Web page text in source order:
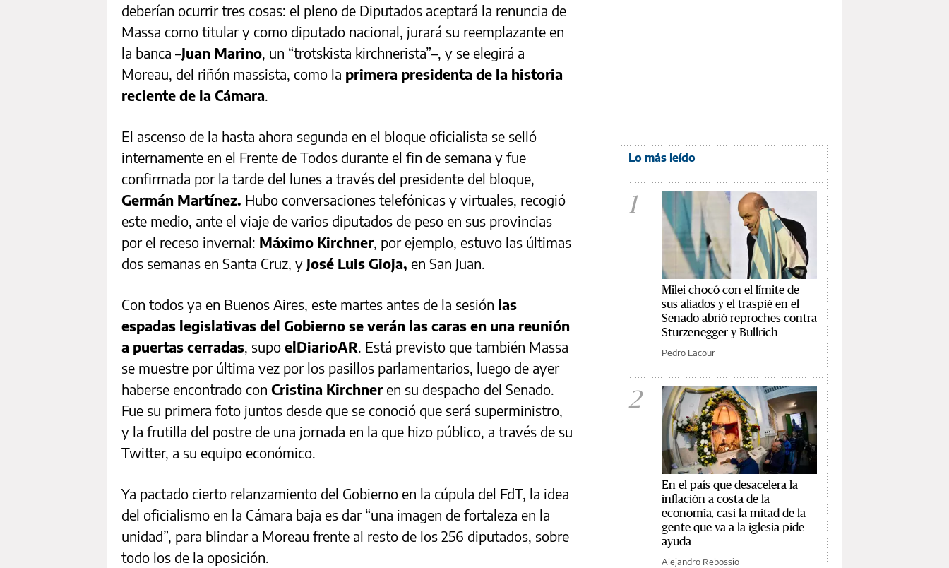
deberían ocurrir tres cosas: el pleno de Diputados aceptará la renuncia de
Massa como titular y como diputado nacional, jurará su reemplazante en
la banca –Juan Marino, un “trotskista kirchnerista”–, y se elegirá a
Moreau, del riñón massista, como la primera presidenta de la historia
reciente de la Cámara.
El ascenso de la hasta ahora segunda en el bloque oficialista se selló
internamente en el Frente de Todos durante el fin de semana y fue
confirmada por la tarde del lunes a través del presidente del bloque,
Germán Martínez. Hubo conversaciones telefónicas y virtuales, recogió
este medio, ante el viaje de varios diputados de peso en sus provincias
por el receso invernal: Máximo Kirchner, por ejemplo, estuvo las últimas
dos semanas en Santa Cruz, y José Luis Gioja, en San Juan.
Con todos ya en Buenos Aires, este martes antes de la sesión las
espadas legislativas del Gobierno se verán las caras en una reunión
a puertas cerradas, supo elDiarioAR. Está previsto que también Massa
se muestre por última vez por los pasillos parlamentarios, luego de ayer
haberse encontrado con Cristina Kirchner en su despacho del Senado.
Fue su primera foto juntos desde que se conoció que será superministro,
y la frutilla del postre de una jornada en la que hizo público, a través de su
Twitter, a su equipo económico.
Ya pactado cierto relanzamiento del Gobierno en la cúpula del FdT, la idea
del oficialismo en la Cámara baja es dar “una imagen de fortaleza en la
unidad”, para blindar a Moreau frente al resto de los 256 diputados, sobre
todo los de la oposición.
Lo más leído
1
Milei chocó con el límite de
sus aliados y el traspié en el
Senado abrió reproches contra
Sturzenegger y Bullrich
Pedro Lacour
2
En el país que desacelera la
inflación a costa de la
economía, casi la mitad de la
gente que va a la iglesia pide
ayuda
Alejandro Rebossio